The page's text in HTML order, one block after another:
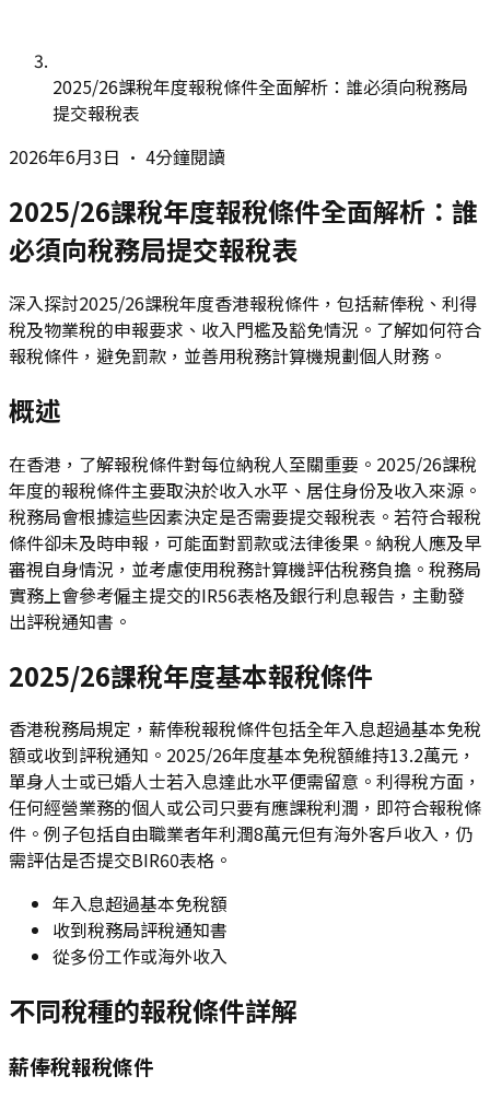
2025/26課稅年度報稅條件全面解析：誰必須向稅務局
提交報稅表
2026年6月3日 • 4分鐘閱讀
2025/26課稅年度報稅條件全面解析：誰
必須向稅務局提交報稅表
深入探討2025/26課稅年度香港報稅條件，包括薪俸稅、利得
稅及物業稅的申報要求、收入門檻及豁免情況。了解如何符合
報稅條件，避免罰款，並善用稅務計算機規劃個人財務。
概述
在香港，了解報稅條件對每位納稅人至關重要。2025/26課稅
年度的報稅條件主要取決於收入水平、居住身份及收入來源。
稅務局會根據這些因素決定是否需要提交報稅表。若符合報稅
條件卻未及時申報，可能面對罰款或法律後果。納稅人應及早
審視自身情況，並考慮使用稅務計算機評估稅務負擔。稅務局
實務上會參考僱主提交的IR56表格及銀行利息報告，主動發
出評稅通知書。
2025/26課稅年度基本報稅條件
香港稅務局規定，薪俸稅報稅條件包括全年入息超過基本免稅
額或收到評稅通知。2025/26年度基本免稅額維持13.2萬元，
單身人士或已婚人士若入息達此水平便需留意。利得稅方面，
任何經營業務的個人或公司只要有應課稅利潤，即符合報稅條
件。例子包括自由職業者年利潤8萬元但有海外客戶收入，仍
需評估是否提交BIR60表格。
年入息超過基本免稅額
收到稅務局評稅通知書
從多份工作或海外收入
不同稅種的報稅條件詳解
薪俸稅報稅條件